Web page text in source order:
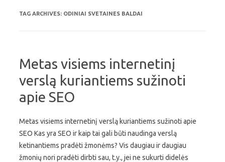
TAG ARCHIVES: ODINIAI SVETAINES BALDAI
Metas visiems internetinį
verslą kuriantiems sužinoti
apie SEO
Metas visiems internetinį verslą kuriantiems sužinoti apie
SEO Kas yra SEO ir kaip tai gali būti naudinga verslą
ketinantiems pradėti žmonėms? Vis daugiau ir daugiau
žmonių nori pradėti dirbti sau, t.y., jei ne sukurti didelės